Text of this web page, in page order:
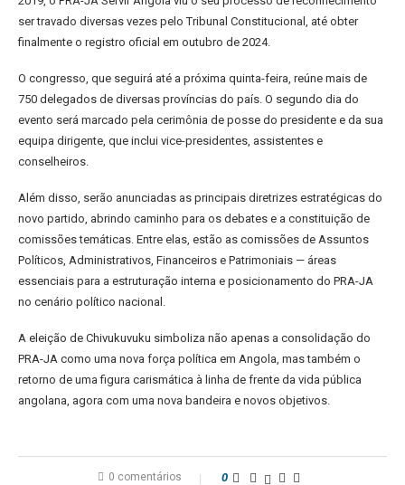
ser travado diversas vezes pelo Tribunal Constitucional, até obter
finalmente o registro oficial em outubro de 2024.
O congresso, que seguirá até a próxima quinta-feira, reúne mais de
750 delegados de diversas províncias do país. O segundo dia do
evento será marcado pela cerimônia de posse do presidente e da sua
equipa dirigente, que inclui vice-presidentes, assistentes e
conselheiros.
Além disso, serão anunciadas as principais diretrizes estratégicas do
novo partido, abrindo caminho para os debates e a constituição de
comissões temáticas. Entre elas, estão as comissões de Assuntos
Políticos, Administrativos, Financeiros e Patrimoniais — áreas
essenciais para a estruturação interna e posicionamento do PRA-JA
no cenário político nacional.
A eleição de Chivukuvuku simboliza não apenas a consolidação do
PRA-JA como uma nova força política em Angola, mas também o
retorno de uma figura carismática à linha de frente da vida pública
angolana, agora com uma nova bandeira e novos objetivos.
0 comentários 0